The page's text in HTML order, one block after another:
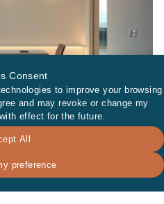
TEKNOLOGI YANG TAK
July 23, 2026
Consent
to improve your browsing
and may revoke or change my
effect for the future.
All
preference